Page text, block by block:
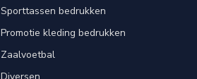
Sporttassen bedrukken
Promotie kleding bedrukken
Zaalvoetbal